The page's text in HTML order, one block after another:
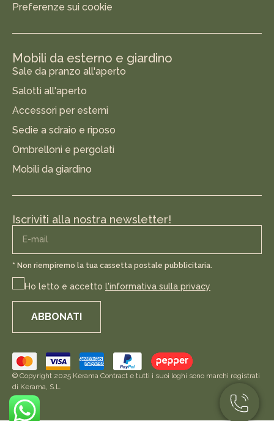
Preferenze sui cookie
Mobili da esterno e giardino
Sale da pranzo all'aperto
Salotti all'aperto
Accessori per esterni
Sedie a sdraio e riposo
Ombrelloni e pergolati
Mobili da giardino
Iscriviti alla nostra newsletter!
* Non riempiremo la tua cassetta postale pubblicitaria.
Ho letto e accetto l'informativa sulla privacy
ABBONATI
© Copyright 2025 Kerama Contract e tutti i suoi loghi sono marchi registrati
di Kerama, S.L.